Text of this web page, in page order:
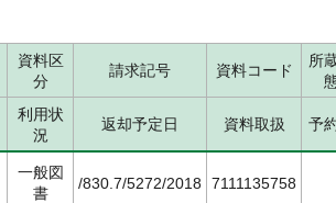
資料区
分
請求記号 資料コード
所
利用状
況
返却予定日 資料取扱 予
一般図
書
/830.7/5272/2018 7111135758